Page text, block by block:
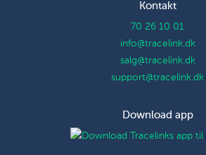
Kontakt
70 26 10 01
info@tracelink.dk
salg@tracelink.dk
support@tracelink.dk
Download app